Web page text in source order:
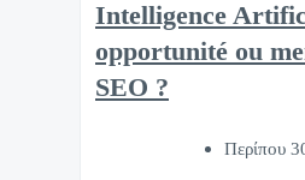
Intelligence
opportunité ou
SEO ?
Περίπου